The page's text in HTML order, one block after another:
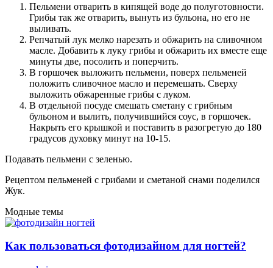
Пельмени отварить в кипящей воде до полуготовности.
Грибы так же отварить, вынуть из бульона, но его не
выливать.
Репчатый лук мелко нарезать и обжарить на сливочном
масле. Добавить к луку грибы и обжарить их вместе еще
минуты две, посолить и поперчить.
В горшочек выложить пельмени, поверх пельменей
положить сливочное масло и перемешать. Сверху
выложить обжаренные грибы с луком.
В отдельной посуде смешать сметану с грибным
бульоном и вылить, получившийся соус, в горшочек.
Накрыть его крышкой и поставить в разогретую до 180
градусов духовку минут на 10-15.
Подавать пельмени с зеленью.
Рецептом пельменей с грибами и сметаной снами поделился
Жук.
Модные темы
Как пользоваться фотодизайном для ногтей?